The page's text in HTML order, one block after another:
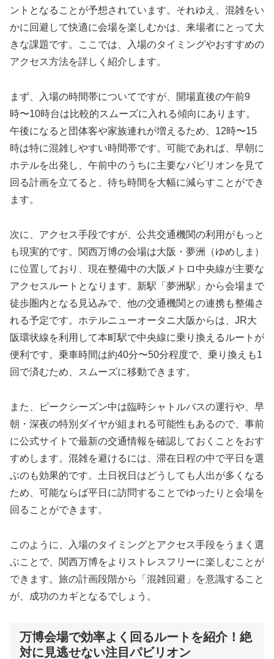
ントとなることが予想されています。それゆえ、混雑をい
かに回避して快適に会場を楽しむかは、来場者にとって大
きな課題です。ここでは、入場のタイミングやおすすめの
アクセス方法を詳しく紹介します。
まず、入場の時間帯についてですが、開場直後の午前9
時〜10時台は比較的スムーズに入れる傾向にあります。
午後になると団体客や家族連れが増えるため、12時〜15
時は特に混雑しやすい時間帯です。可能であれば、早朝に
ホテルを出発し、午前中のうちに主要なパビリオンを見て
回る計画を立てると、待ち時間を大幅に減らすことができ
ます。
次に、アクセス手段ですが、公共交通機関の利用がもっと
も現実的です。関西万博の会場は大阪・夢洲（ゆめしま）
に位置しており、現在整備中の大阪メトロ中央線が主要な
アクセスルートとなります。新駅「夢洲駅」から会場まで
徒歩圏内となる見込みで、他の交通機関との連携も整備さ
れる予定です。ホテルニューオータニ大阪からは、JR大
阪環状線を利用して本町駅で中央線に乗り換えるルートが
便利です。乗車時間は約40分〜50分程度で、乗り換えも1
回で済むため、スムーズに移動できます。
また、ピークシーズン中は臨時シャトルバスの運行や、早
朝・深夜の特別ダイヤが組まれる可能性もあるので、事前
に公式サイトで最新の交通情報を確認しておくことをおす
すめします。混雑を避けるには、滞在日程の中で平日を選
ぶのも効果的です。土日祝日はどうしても人出が多くなる
ため、可能ならば平日に訪問することでゆったりと会場を
回ることができます。
このように、入場のタイミングとアクセス手段をうまく選
ぶことで、関西万博をよりストレスフリーに楽しむことが
できます。旅の計画段階から「混雑回避」を意識すること
が、成功のカギとなるでしょう。
万博会場で効率よく回るルートを紹介！絶
対に見逃せない注目パビリオン